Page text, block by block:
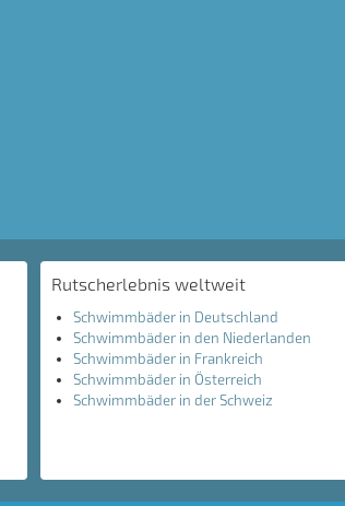
Rutscherlebnis weltweit
Schwimmbäder in Deutschland
Schwimmbäder in den Niederlanden
Schwimmbäder in Frankreich
Schwimmbäder in Österreich
Schwimmbäder in der Schweiz